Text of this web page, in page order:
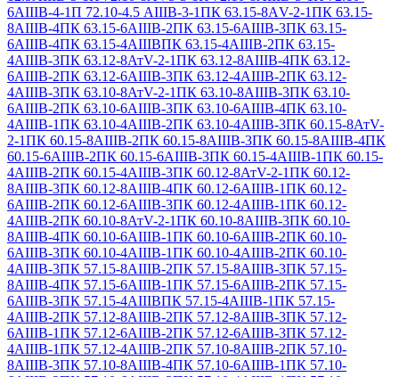
6АIIIВ-4-1П 72.10-4.5 АIIIВ-3-1ПК 63.15-8АV-2-1ПК 63.15-
8АIIIВ-4ПК 63.15-6АIIIВ-2ПК 63.15-6АIIIВ-3ПК 63.15-
6АIIIВ-4ПК 63.15-4АIIIВПК 63.15-4АIIIВ-2ПК 63.15-
4АIIIВ-3ПК 63.12-8АтV-2-1ПК 63.12-8АIIIВ-4ПК 63.12-
6АIIIВ-2ПК 63.12-6АIIIВ-3ПК 63.12-4АIIIВ-2ПК 63.12-
4АIIIВ-3ПК 63.10-8АтV-2-1ПК 63.10-8АIIIВ-3ПК 63.10-
6АIIIВ-2ПК 63.10-6АIIIВ-3ПК 63.10-6АIIIВ-4ПК 63.10-
4АIIIВ-1ПК 63.10-4АIIIВ-2ПК 63.10-4АIIIВ-3ПК 60.15-8АтV-
2-1ПК 60.15-8АIIIВ-2ПК 60.15-8АIIIВ-3ПК 60.15-8АIIIВ-4ПК
60.15-6АIIIВ-2ПК 60.15-6АIIIВ-3ПК 60.15-4АIIIВ-1ПК 60.15-
4АIIIВ-2ПК 60.15-4АIIIВ-3ПК 60.12-8АтV-2-1ПК 60.12-
8АIIIВ-3ПК 60.12-8АIIIВ-4ПК 60.12-6АIIIВ-1ПК 60.12-
6АIIIВ-2ПК 60.12-6АIIIВ-3ПК 60.12-4АIIIВ-1ПК 60.12-
4АIIIВ-2ПК 60.10-8АтV-2-1ПК 60.10-8АIIIВ-3ПК 60.10-
8АIIIВ-4ПК 60.10-6АIIIВ-1ПК 60.10-6АIIIВ-2ПК 60.10-
6АIIIВ-3ПК 60.10-4АIIIВ-1ПК 60.10-4АIIIВ-2ПК 60.10-
4АIIIВ-3ПК 57.15-8АIIIВ-2ПК 57.15-8АIIIВ-3ПК 57.15-
8АIIIВ-4ПК 57.15-6АIIIВ-1ПК 57.15-6АIIIВ-2ПК 57.15-
6АIIIВ-3ПК 57.15-4АIIIВПК 57.15-4АIIIВ-1ПК 57.15-
4АIIIВ-2ПК 57.12-8АIIIВ-2ПК 57.12-8АIIIВ-3ПК 57.12-
6АIIIВ-1ПК 57.12-6АIIIВ-2ПК 57.12-6АIIIВ-3ПК 57.12-
4АIIIВ-1ПК 57.12-4АIIIВ-2ПК 57.10-8АIIIВ-2ПК 57.10-
8АIIIВ-3ПК 57.10-8АIIIВ-4ПК 57.10-6АIIIВ-1ПК 57.10-